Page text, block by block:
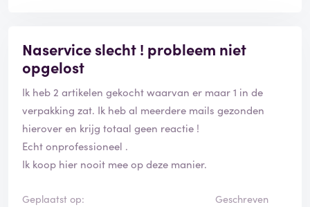
Naservice slecht ! probleem niet
opgelost
Ik heb 2 artikelen gekocht waarvan er maar 1 in de
verpakking zat. Ik heb al meerdere mails gezonden
hierover en krijg totaal geen reactie !
Echt onprofessioneel .
Ik koop hier nooit mee op deze manier.
Geplaatst op:
Geschreven